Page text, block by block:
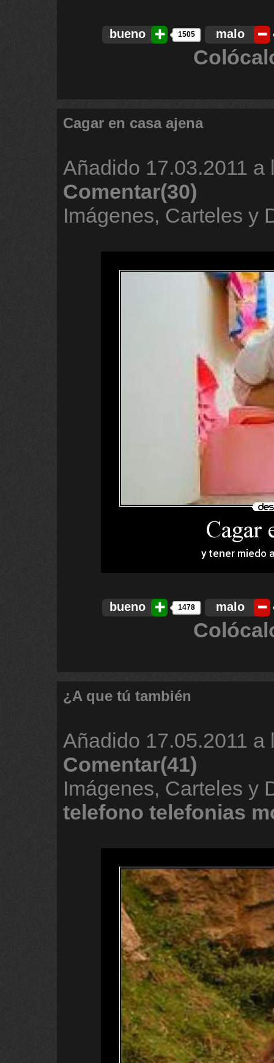
bueno 1505 malo
Cagar en casa ajena
Añadido 17.03.2011 a
Comentar(30)
Imágenes, Carteles y
bueno 1478 malo
¿A que tú también
Añadido 17.05.2011 a
Comentar(41)
Imágenes, Carteles y
telefono telefonias